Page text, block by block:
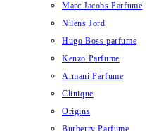
Marc Jacobs Parfume
Nilens Jord
Hugo Boss parfume
Kenzo Parfume
Armani Parfume
Clinique
Origins
Burberry Parfume